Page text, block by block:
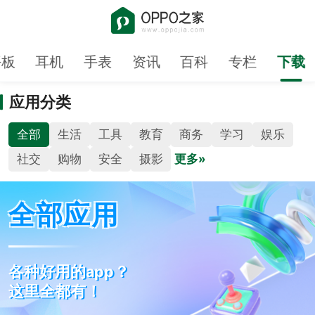
耳机 手表 资讯 百科 专栏 下载
应用分类
全部 生活 工具 教育 商务 学习
娱乐
社交
购物 安全 摄影 更多»
全部应用
各种好用的app？
这里全都有！